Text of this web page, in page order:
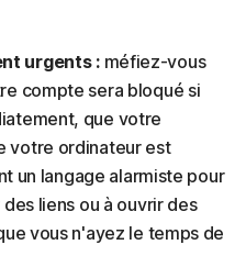
urgents :méfiez-vous
compte sera bloqué si
que votre
votre ordinateur est
un langage alarmiste pour
liens ou à ouvrir des
vous n'ayez le temps de